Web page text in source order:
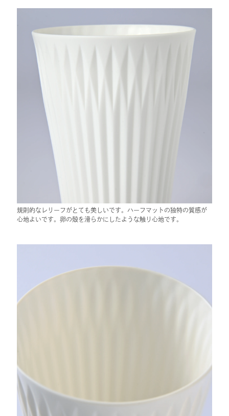
規則的なレリーフがとても美しいです。ハーフマットの独特の質感が
心地よいです。卵の殻を滑らかにしたような触り心地です。